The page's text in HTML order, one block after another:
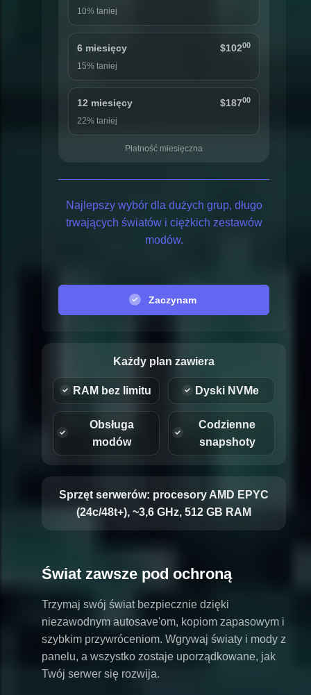
10% taniej
6 miesięcy $10200
15% taniej
12 miesięcy $18700
22% taniej
Płatność miesięczna
Najlepszy wybór dla dużych grup, długo
trwających światów i ciężkich zestawów
modów.
Zaczynam
Każdy plan zawiera
RAM bez limitu Dyski NVMe
Obsługa
modów
Codzienne
snapshoty
Sprzęt serwerów: procesory AMD EPYC
(24c/48t+), ~3,6 GHz, 512 GB RAM
Świat zawsze pod ochroną
Trzymaj swój świat bezpiecznie dzięki
niezawodnym autosave'om, kopiom zapasowym i
szybkim przywróceniom. Wgrywaj światy i mody z
panelu, a wszystko zostaje uporządkowane, jak
Twój serwer się rozwija.